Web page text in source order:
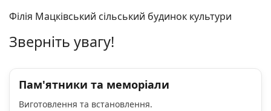
Філія Мацківський сільський будинок культури
Зверніть увагу!
Пам'ятники та меморіали
Виготовлення та встановлення.